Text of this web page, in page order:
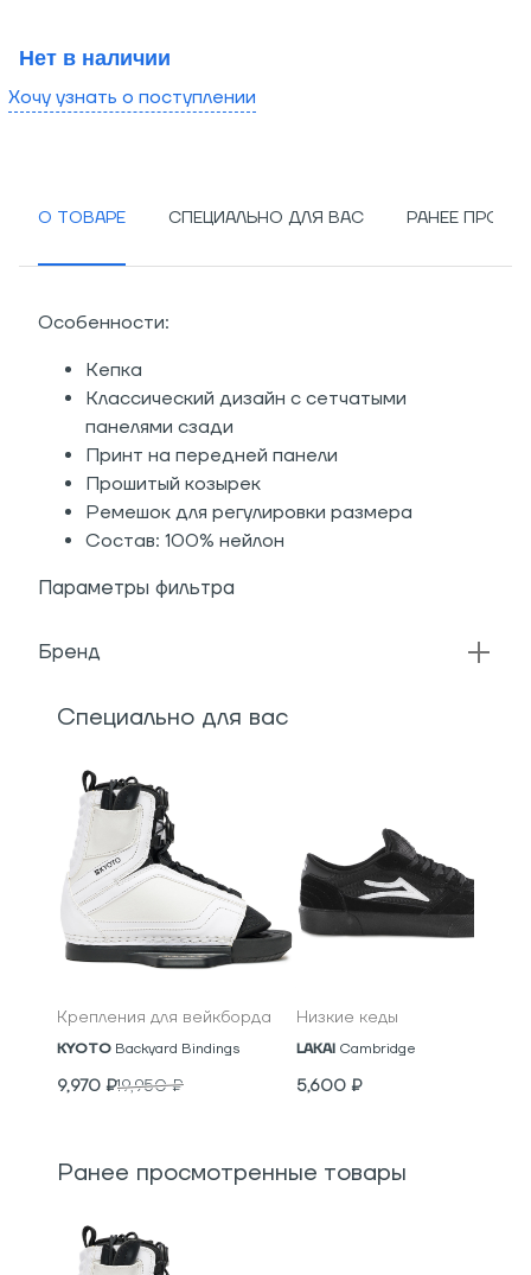
Нет в наличии
Хочу узнать о поступлении
О ТОВАРЕ СПЕЦИАЛЬНО ДЛЯ ВАС РАНЕЕ
Особенности:
Кепка
Классический дизайн с сетчатыми
панелями сзади
Принт на передней панели
Прошитый козырек
Ремешок для регулировки размера
Состав: 100% нейлон
Параметры фильтра
Бренд
Специально для вас
Крепления для вейкборда
KYOTO Backyard Bindings
9,970 ₽19,950₽
Низкие кеды
LAKAI Cambridge
5,600 ₽
Ранее просмотренные товары